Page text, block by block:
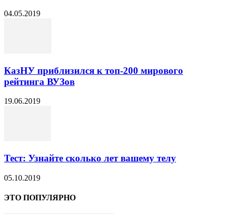
04.05.2019
КазНУ приблизился к топ-200 мирового
рейтинга ВУЗов
19.06.2019
Тест: Узнайте сколько лет вашему телу
05.10.2019
ЭТО ПОПУЛЯРНО